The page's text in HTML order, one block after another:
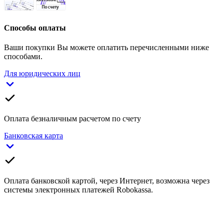
Способы оплаты
Ваши покупки Вы можете оплатить перечисленными ниже
способами.
Для юридических лиц
Оплата безналичным расчетом по счету
Банковская карта
Оплата банковской картой, через Интернет, возможна через
системы электронных платежей Robokassa.